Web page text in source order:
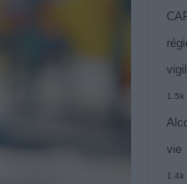
1.5k
vie
1.4k